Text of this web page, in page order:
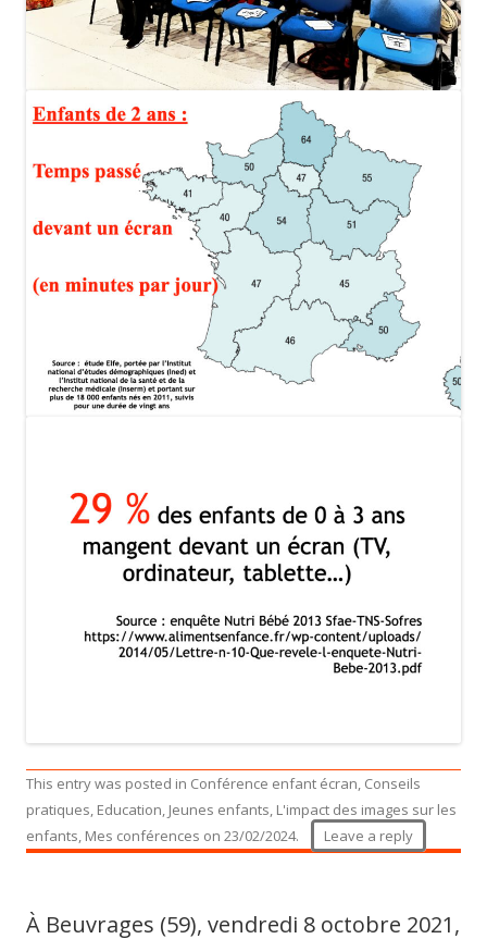
This entry was posted in Conférence enfant écran, Conseils
pratiques, Education, Jeunes enfants, L'impact des images sur les
enfants, Mes conférences on 23/02/2024. Leave a reply
À Beuvrages (59), vendredi 8 octobre 2021,